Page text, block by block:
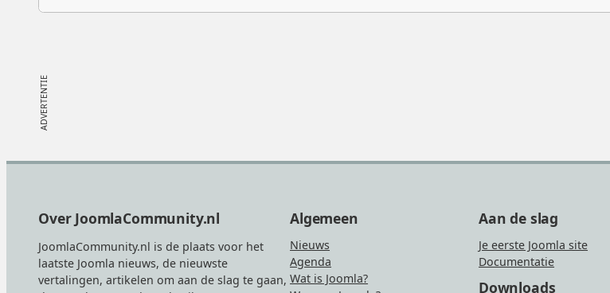
Over JoomlaCommunity.nl
JoomlaCommunity.nl is de plaats voor het
laatste Joomla nieuws, de nieuwste
vertalingen, artikelen om aan de slag te gaan,
Algemeen
Nieuws
Agenda
Wat is Joomla?
Aan de slag
Je eerste Joomla site
Documentatie
Downloads